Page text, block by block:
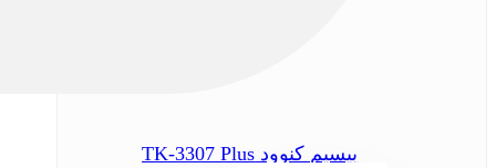
بیسیم کنوود TK-3307 Plus